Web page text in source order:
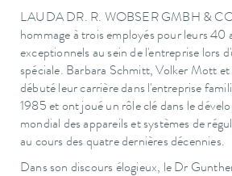
LAUDA DR. R. WOBSER GMBH &
hommage à trois employés pour leurs 40
exceptionnels au sein de l'entreprise lors
spéciale. Barbara Schmitt, Volker Mott
débuté leur carrière dans l'entreprise
1985 et ont joué un rôle clé dans le
mondial des appareils et systèmes de
au cours des quatre dernières décennies.
Dans son discours élogieux, le Dr